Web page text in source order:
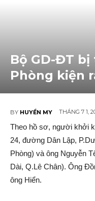
Bộ GD-ĐT bị
Phòng kiện
BY HUYỀN MY THÁNG 7 1,
Theo hồ sơ, người khởi
24, đường Dân Lập,
Phòng) và ông Nguyễn
Dài, Q.Lê Chân). Ông
ông Hiển.